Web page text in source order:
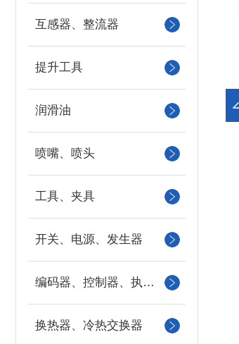
互感器、整流器
提升工具
润滑油
喷嘴、喷头
工具、夹具
开关、电源、发生器
编码器、控制器、执行器
换热器、冷热交换器